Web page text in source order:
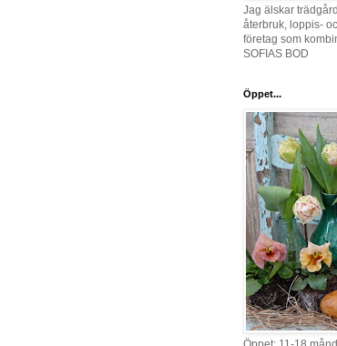
Jag älskar
återbruk, loppis-
företag som
SOFIAS BOD
Öppet...